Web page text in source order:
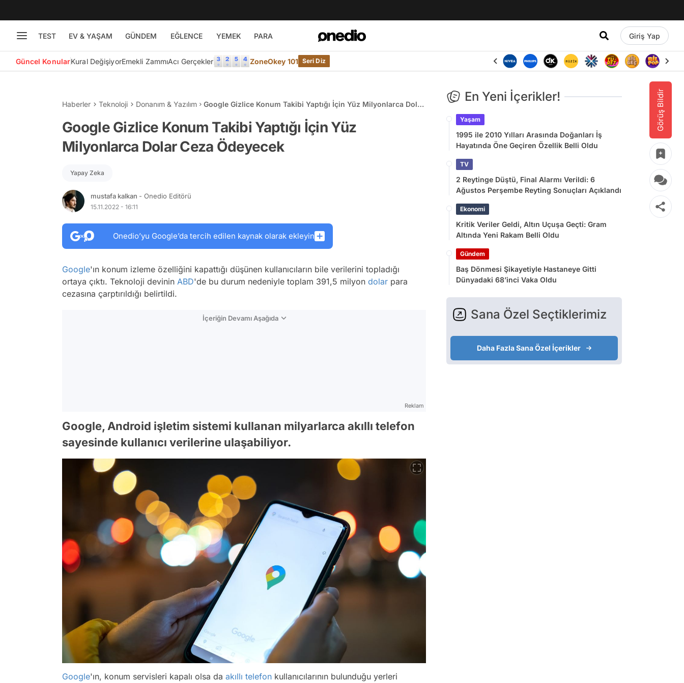
TEST EV & YAŞAM GÜNDEM EĞLENCE YEMEK PARA Giriş Yap
Güncel KonularKural DeğişiyorEmekli ZammıAcı Gerçekler ZoneOkey 101 Seri Diz
Görüş Bildir
Haberler Teknoloji Donanım & Yazılım
Google Gizlice Konum Takibi Yaptığı İçin Yüz Milyonlarca Dolar
Google Gizlice Konum Takibi Yaptığı İçin Yüz
Milyonlarca Dolar Ceza Ödeyecek
Yapay Zeka
mustafa kalkan - Onedio Editörü
15.11.2022 - 16:11
Onedio’yu Google’da tercih edilen kaynak olarak ekleyin
Google'ın konum izleme özelliğini kapattığı düşünen kullanıcıların bile verilerini topladığı
ortaya çıktı. Teknoloji devinin ABD'de bu durum nedeniyle toplam 391,5 milyon dolar para
cezasına çarptırıldığı belirtildi.
İçeriğin Devamı Aşağıda
Reklam
Google, Android işletim sistemi kullanan milyarlarca akıllı telefon
sayesinde kullanıcı verilerine ulaşabiliyor.
Google'ın, konum servisleri kapalı olsa da akıllı telefon kullanıcılarının bulunduğu yerleri
En Yeni İçerikler!
Yaşam
1995 ile 2010 Yılları Arasında Doğanları İş
Hayatında Öne Geçiren Özellik Belli Oldu
TV
2 Reytinge Düştü, Final Alarmı Verildi: 6
Ağustos Perşembe Reyting Sonuçları Açıklandı
Ekonomi
Kritik Veriler Geldi, Altın Uçuşa Geçti: Gram
Altında Yeni Rakam Belli Oldu
Gündem
Baş Dönmesi Şikayetiyle Hastaneye Gitti
Dünyadaki 68’inci Vaka Oldu
Sana Özel Seçtiklerimiz
Daha Fazla Sana Özel İçerikler